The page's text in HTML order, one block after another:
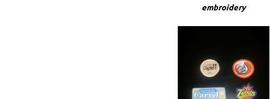
embroidery